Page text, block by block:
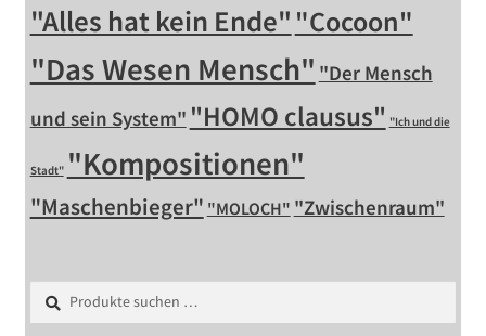
"Alles hat kein Ende" "Cocoon"
"Das Wesen Mensch" "Der Mensch
und sein System" "HOMO clausus" "Ich und die
Stadt" "Kompositionen"
"Maschenbieger" "MOLOCH" "Zwischenraum"
Suchen
nach:
Suchen